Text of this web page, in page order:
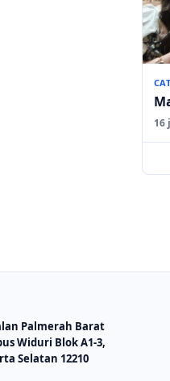
16
Palmerah Barat
Widuri Blok A1-3,
Selatan 12210